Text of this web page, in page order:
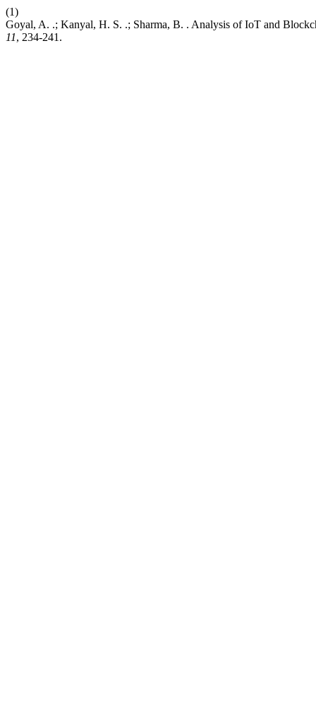
(1)
Goyal, A. .; Kanyal, H. S. .; Sharma, B. . Analysis of IoT and
11, 234-241.